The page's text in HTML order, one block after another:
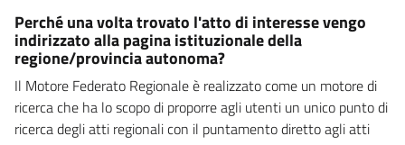
Perché una volta trovato l'atto di interesse vengo
indirizzato alla pagina istituzionale della
regione/provincia autonoma?
Il Motore Federato Regionale è realizzato come un motore di
ricerca che ha lo scopo di proporre agli utenti un unico punto di
ricerca degli atti regionali con il puntamento diretto agli atti